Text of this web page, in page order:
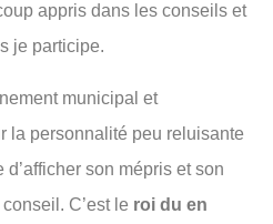
appris dans les conseils et
je participe.
municipal et
la personnalité peu reluisante
son mépris et son
C’est le roi du en